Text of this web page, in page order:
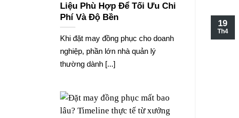
Liệu Phù Hợp Để Tối Ưu Chi
Phí Và Độ Bền
Khi đặt may đồng phục cho doanh
nghiệp, phần lớn nhà quản lý
thường dành [...]
19
Th4